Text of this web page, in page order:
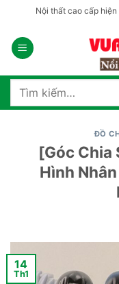
nội
dung
Nội thất cao cấp
Tìm
ĐỒ
[Góc Chia
Hình
14
Th1